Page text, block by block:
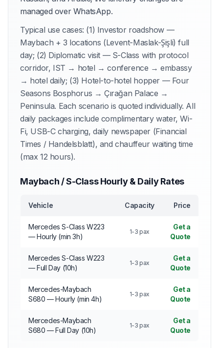
managed over WhatsApp.
Typical use cases: (1) Investor roadshow —
Maybach + 3 locations (Levent-Maslak-Şişli) full
day; (2) Diplomatic visit — S-Class with protocol
corridor, IST → hotel → conference → embassy
→ hotel daily; (3) Hotel-to-hotel hopper — Four
Seasons Bosphorus → Çırağan Palace →
Peninsula. Each scenario is quoted individually. All
daily packages include complimentary water, Wi-
Fi, USB-C charging, daily newspaper (Financial
Times / Handelsblatt), and chauffeur waiting time
(max 12 hours).
Maybach / S-Class Hourly & Daily Rates
Vehicle Capacity Price
Mercedes S-Class W223
— Hourly (min 3h)
1-3 pax
Get a
Quote
Mercedes S-Class W223
— Full Day (10h)
1-3 pax
Get a
Quote
Mercedes-Maybach
S680 — Hourly (min 4h)
1-3 pax
Get a
Quote
Mercedes-Maybach
S680 — Full Day (10h)
1-3 pax
Get a
Quote